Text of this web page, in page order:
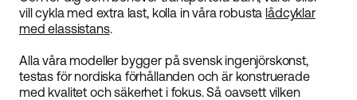
vill cykla med extra last, kolla in våra robustalådcyklar
med elassistans.
Alla våra modeller bygger på svensk ingenjörskonst,
testas för nordiska förhållanden och är konstruerade
med kvalitet och säkerhet i fokus. Så oavsett vilken